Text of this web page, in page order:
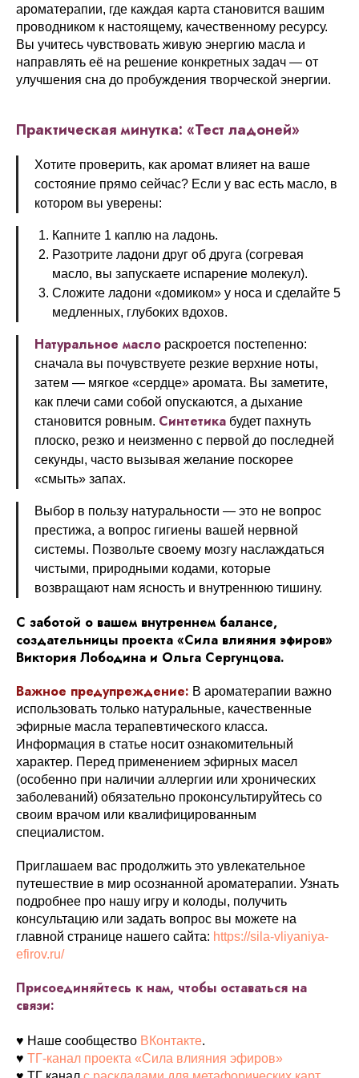
ароматерапии, где каждая карта становится вашим
проводником к настоящему, качественному ресурсу.
Вы учитесь чувствовать живую энергию масла и
направлять её на решение конкретных задач — от
улучшения сна до пробуждения творческой энергии.
Практическая минутка: «Тест ладоней»
Хотите проверить, как аромат влияет на ваше
состояние прямо сейчас? Если у вас есть масло, в
котором вы уверены:
Капните 1 каплю на ладонь.
Разотрите ладони друг об друга (согревая
масло, вы запускаете испарение молекул).
Сложите ладони «домиком» у носа и сделайте 5
медленных, глубоких вдохов.
Натуральное масло раскроется постепенно:
сначала вы почувствуете резкие верхние ноты,
затем — мягкое «сердце» аромата. Вы заметите,
как плечи сами собой опускаются, а дыхание
становится ровным. Синтетика будет пахнуть
плоско, резко и неизменно с первой до последней
секунды, часто вызывая желание поскорее
«смыть» запах.
Выбор в пользу натуральности — это не вопрос
престижа, а вопрос гигиены вашей нервной
системы. Позвольте своему мозгу наслаждаться
чистыми, природными кодами, которые
возвращают нам ясность и внутреннюю тишину.
С заботой о вашем внутреннем балансе,
создательницы проекта «Сила влияния эфиров»
Виктория Лободина и Ольга Сергунцова.
Важное предупреждение: В ароматерапии важно
использовать только натуральные, качественные
эфирные масла терапевтического класса.
Информация в статье носит ознакомительный
характер. Перед применением эфирных масел
(особенно при наличии аллергии или хронических
заболеваний) обязательно проконсультируйтесь со
своим врачом или квалифицированным
специалистом.
Приглашаем вас продолжить это увлекательное
путешествие в мир осознанной ароматерапии. Узнать
подробнее про нашу игру и колоды, получить
консультацию или задать вопрос вы можете на
главной странице нашего сайта: https://sila-vliyaniya-
efirov.ru/
Присоединяйтесь к нам, чтобы оставаться на
связи:
♥ Наше сообщество ВКонтакте.
♥ ТГ-канал проекта «Сила влияния эфиров»